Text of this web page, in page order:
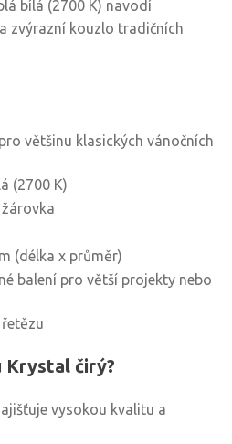
bílá (2700 K) navodí
zvýrazní kouzlo tradičních
většinu klasických vánočních
(2700 K)
(délka x průměr)
balení pro větší projekty nebo
Krystal čirý?
vysokou kvalitu a